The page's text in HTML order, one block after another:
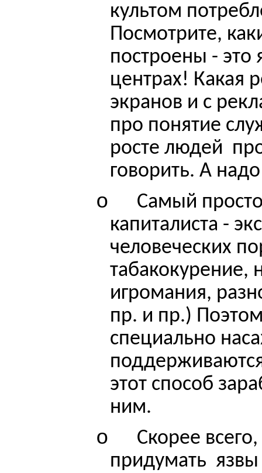
культом
Посмотрите,
построены - это
центрах! Какая
экранов и с
про понятие
росте людей
говорить. А
o
Самый
капиталиста -
человеческих
табакокурение,
игромания,
пр. и пр.)
специально
этот способ
ним.
o
Скорее
придумать